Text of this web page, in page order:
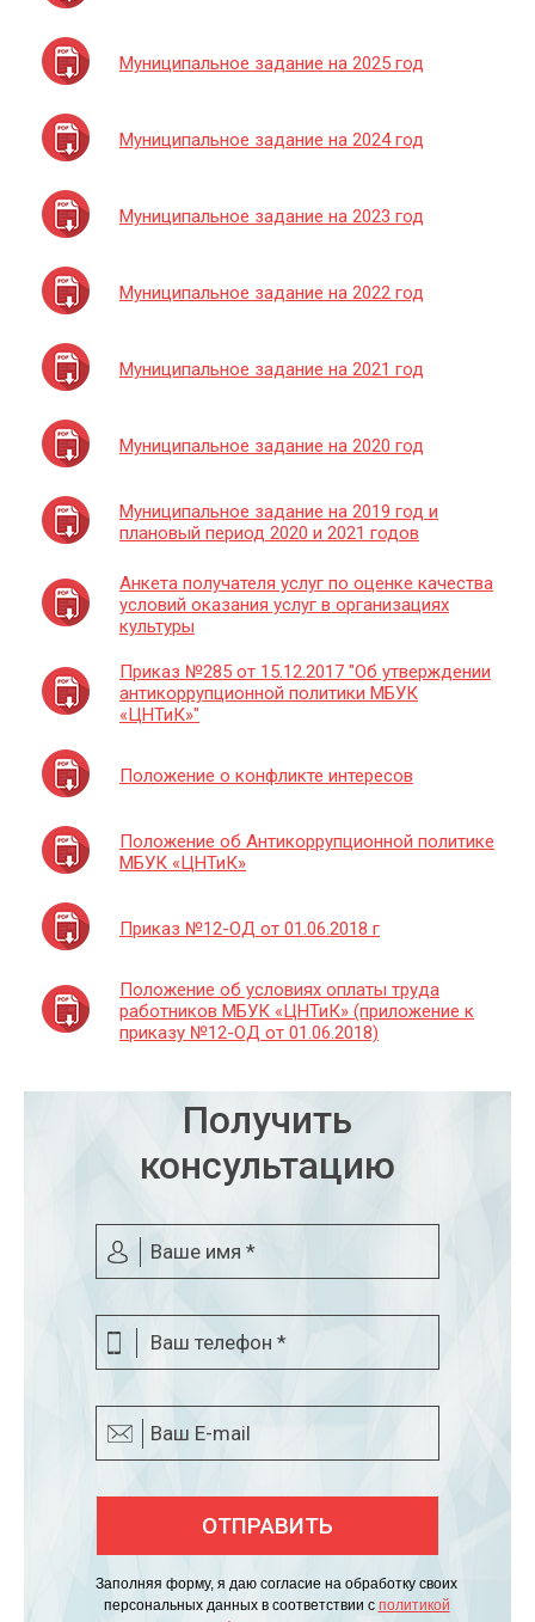
Муниципальное задание на 2025 год
Муниципальное задание на 2024 год
Муниципальное задание на 2023 год
Муниципальное задание на 2022 год
Муниципальное задание на 2021 год
Муниципальное задание на 2020 год
Муниципальное задание на 2019 год и
плановый период 2020 и 2021 годов
Анкета получателя услуг по оценке качества
условий оказания услуг в организациях
культуры
Приказ №285 от 15.12.2017 "Об утверждении
антикоррупционной политики МБУК
«ЦНТиК»"
Положение о конфликте интересов
Положение об Антикоррупционной политике
МБУК «ЦНТиК»
Приказ №12-ОД от 01.06.2018 г
Положение об условиях оплаты труда
работников МБУК «ЦНТиК» (приложение к
приказу №12-ОД от 01.06.2018)
Получить
консультацию
Заполняя форму, я даю согласие на обработку своих
персональных данных в соответствии с политикой